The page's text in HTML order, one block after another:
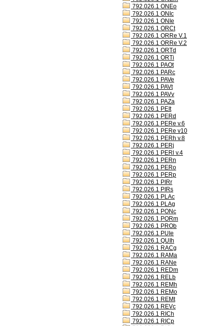
792.026.1 ONEo
792.026.1 ONIc
792.026.1 ONIe
792.026.1 ORCt
792.026.1 ORRe V.1
792.026.1 ORRe V.2
792.026.1 ORTd
792.026.1 ORTi
792.026.1 PAOt
792.026.1 PARc
792.026.1 PAVe
792.026.1 PAVt
792.026.1 PAVv
792.026.1 PAZa
792.026.1 PEIt
792.026.1 PERd
792.026.1 PERe v.6
792.026.1 PERe v10
792.026.1 PERh v.8
792.026.1 PERj
792.026.1 PERl v.4
792.026.1 PERn
792.026.1 PERo
792.026.1 PERp
792.026.1 PIRr
792.026.1 PIRs
792.026.1 PLAc
792.026.1 PLAg
792.026.1 PONc
792.026.1 PORm
792.026.1 PROb
792.026.1 PUIe
792.026.1 QUIh
792.026.1 RACg
792.026.1 RAMa
792.026.1 RANe
792.026.1 REDm
792.026.1 RELb
792.026.1 REMh
792.026.1 REMo
792.026.1 REMt
792.026.1 REVc
792.026.1 RICh
792.026.1 RICp